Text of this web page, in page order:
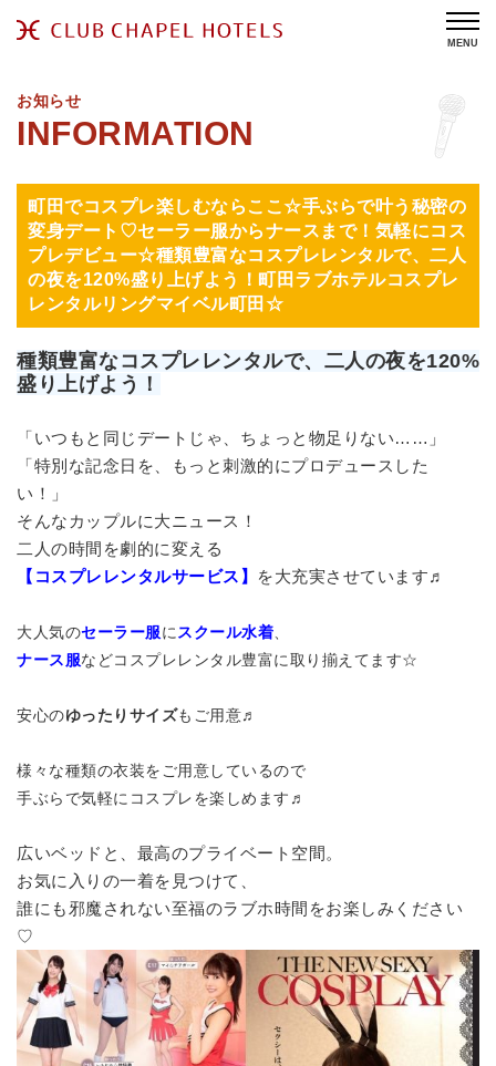
MENU
お知らせ
町田でコスプレ楽しむならここ☆手ぶらで叶う秘密の
変身デート♡セーラー服からナースまで！気軽にコス
プレデビュー☆種類豊富なコスプレレンタルで、二人
の夜を120%盛り上げよう！町田ラブホテルコスプレ
レンタルリングマイベル町田☆
種類豊富なコスプレレンタルで、二人の夜を120%
盛り上げよう！
「いつもと同じデートじゃ、ちょっと物足りない……」
「特別な記念日を、もっと刺激的にプロデュースした
い！」
そんなカップルに大ニュース！
二人の時間を劇的に変える
【コスプレレンタルサービス】
を大充実させています♬
大人気のセーラー服に スクール水着
ナース服などコスプレレンタル豊富に取り揃えてます☆
安心のゆったりサイズもご用意♬
様々な種類の衣装をご用意しているので
手ぶらで気軽にコスプレを楽しめます♬
広いベッドと、最高のプライベート空間。
お気に入りの一着を見つけて、
誰にも邪魔されない至福のラブホ時間をお楽しみください
♡